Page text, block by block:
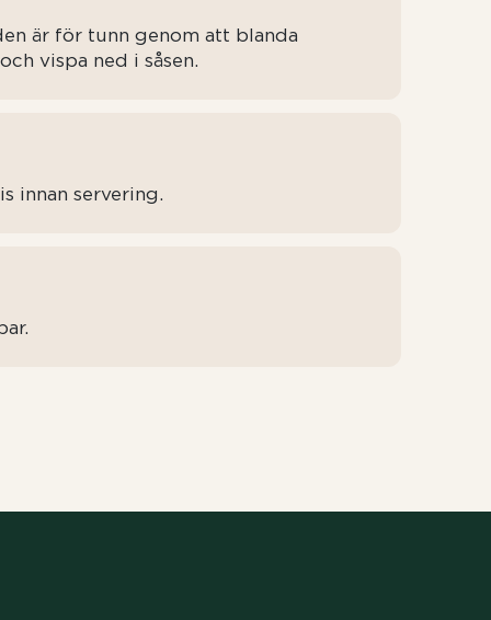
är för tunn genom att blanda
vispa ned i såsen.
innan servering.